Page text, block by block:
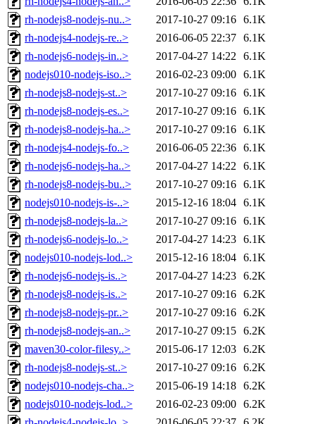
rh-nodejs8-nodejs-nu..>
2017-10-27 09:16 6.1K
rh-nodejs4-nodejs-re..>
2016-06-05 22:37 6.1K
rh-nodejs6-nodejs-in..>
2017-04-27 14:22 6.1K
nodejs010-nodejs-iso..>
2016-02-23 09:00 6.1K
rh-nodejs8-nodejs-st..>
2017-10-27 09:16 6.1K
rh-nodejs8-nodejs-es..>
2017-10-27 09:16 6.1K
rh-nodejs8-nodejs-ha..>
2017-10-27 09:16 6.1K
rh-nodejs4-nodejs-fo..>
2016-06-05 22:36 6.1K
rh-nodejs6-nodejs-ha..>
2017-04-27 14:22 6.1K
rh-nodejs8-nodejs-bu..>
2017-10-27 09:16 6.1K
nodejs010-nodejs-is-..>
2015-12-16 18:04 6.1K
rh-nodejs8-nodejs-la..>
2017-10-27 09:16 6.1K
rh-nodejs6-nodejs-lo..>
2017-04-27 14:23 6.1K
nodejs010-nodejs-lod..>
2015-12-16 18:04 6.1K
rh-nodejs6-nodejs-is..>
2017-04-27 14:23 6.2K
rh-nodejs8-nodejs-is..>
2017-10-27 09:16 6.2K
rh-nodejs8-nodejs-pr..>
2017-10-27 09:16 6.2K
rh-nodejs8-nodejs-an..>
2017-10-27 09:15 6.2K
maven30-color-filesy..>
2015-06-17 12:03 6.2K
rh-nodejs8-nodejs-st..>
2017-10-27 09:16 6.2K
nodejs010-nodejs-cha..>
2015-06-19 14:18 6.2K
nodejs010-nodejs-lod..>
2016-02-23 09:00 6.2K